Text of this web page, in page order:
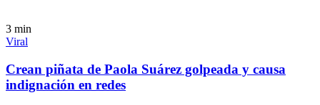
3 min
Viral
Crean piñata de Paola Suárez golpeada y causa
indignación en redes